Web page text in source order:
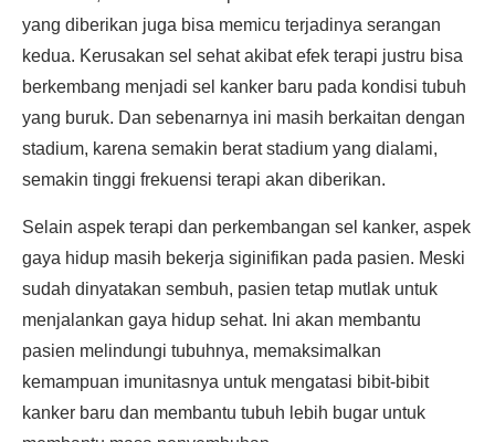
yang diberikan juga bisa memicu terjadinya serangan
kedua. Kerusakan sel sehat akibat efek terapi justru bisa
berkembang menjadi sel kanker baru pada kondisi tubuh
yang buruk. Dan sebenarnya ini masih berkaitan dengan
stadium, karena semakin berat stadium yang dialami,
semakin tinggi frekuensi terapi akan diberikan.
Selain aspek terapi dan perkembangan sel kanker, aspek
gaya hidup masih bekerja siginifikan pada pasien. Meski
sudah dinyatakan sembuh, pasien tetap mutlak untuk
menjalankan gaya hidup sehat. Ini akan membantu
pasien melindungi tubuhnya, memaksimalkan
kemampuan imunitasnya untuk mengatasi bibit-bibit
kanker baru dan membantu tubuh lebih bugar untuk